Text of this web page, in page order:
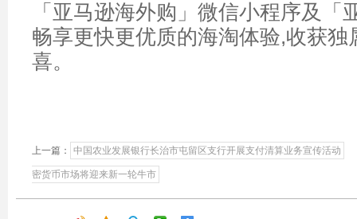
「亚马逊海外购」微信小程序及「
畅享更快更优质的海淘体验,收获独
喜。
上一篇： 中国农业发展银行长治市屯留区支行开展支付清算业务宣传活动
密货币市场将迎来新一轮牛市